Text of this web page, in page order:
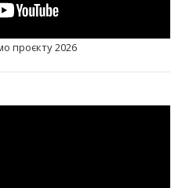
проєкту 2026